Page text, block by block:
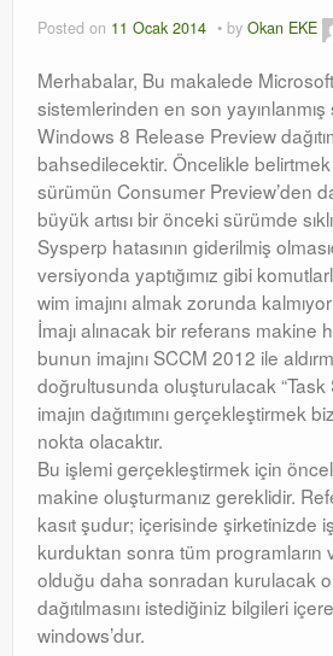
Windows Server Family
SCOM
Orchestrator
Watchguard
PHP & MySQL
Exchange
Posted on 11 Ocak 2014 by Okan EKE
Merhabalar, Bu makalede
sistemlerinden en son
Windows 8 Release Preview
bahsedilecektir. Öncelikle
sürümün Consumer Preview’den
büyük artısı bir önceki sürümde
Sysperp hatasının giderilmiş
versiyonda yaptığımız gibi
wim imajını almak zorunda
İmajı alınacak bir referans makine
bunun imajını SCCM 2012 ile
doğrultusunda oluşturulacak “Task
imajın dağıtımını gerçekleştirmek
nokta olacaktır.
Bu işlemi gerçekleştirmek için
makine oluşturmanız gereklidir.
kasıt şudur; içerisinde şirketinizde
kurduktan sonra tüm programların
olduğu daha sonradan kurulacak
dağıtılmasını istediğiniz bilgileri
windows’dur.